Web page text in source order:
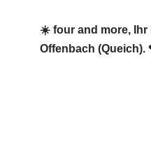
☀️ four and more,
Offenbach